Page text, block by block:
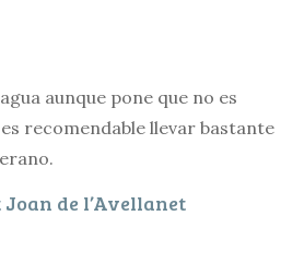
aunque pone que no es
recomendable llevar bastante
Joan de l’Avellanet